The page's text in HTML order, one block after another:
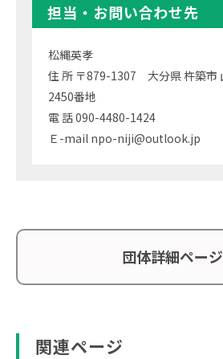
担当・お問い合わせ先
松縄英孝
住 所 〒879-1307 大分県 杵築市
2450番地
電 話 090-4480-1424
Ｅ-mail npo-niji@outlook.jp
団体詳細ペー
関連ページ